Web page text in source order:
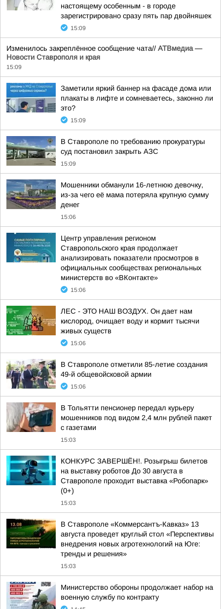
настоящему особенным - в городе
зарегистрировано сразу пять пар двойняшек
15:09
Изменилось закреплённое сообщение чата// АТВмедиа —
Новости Ставрополя и края
15:09
Заметили яркий баннер на фасаде дома или
плакаты в лифте и сомневаетесь, законно ли
это?
15:09
В Ставрополе по требованию прокуратуры
суд постановил закрыть АЗС
15:09
Мошенники обманули 16-летнюю девочку,
из-за чего её мама потеряла крупную сумму
денег
15:06
Центр управления регионом
Ставропольского края продолжает
анализировать показатели просмотров в
официальных сообществах региональных
министерств во «ВКонтакте»
15:06
ЛЕС - ЭТО НАШ ВОЗДУХ. Он дает нам
кислород, очищает воду и кормит тысячи
живых существ
15:06
В Ставрополе отметили 85-летие создания
49-й общевойсковой армии
15:06
В Тольятти пенсионер передал курьеру
мошенников под видом 2,4 млн рублей пакет
с газетами
15:03
КОНКУРС ЗАВЕРШЁН!. Розыгрыш билетов
на выставку роботов До 30 августа в
Ставрополе проходит выставка «Робопарк»
(0+)
15:03
В Ставрополе «Коммерсантъ-Кавказ» 13
августа проведет круглый стол «Перспективы
внедрения новых агротехнологий на Юге:
тренды и решения»
15:03
Министерство обороны продолжает набор на
военную службу по контракту